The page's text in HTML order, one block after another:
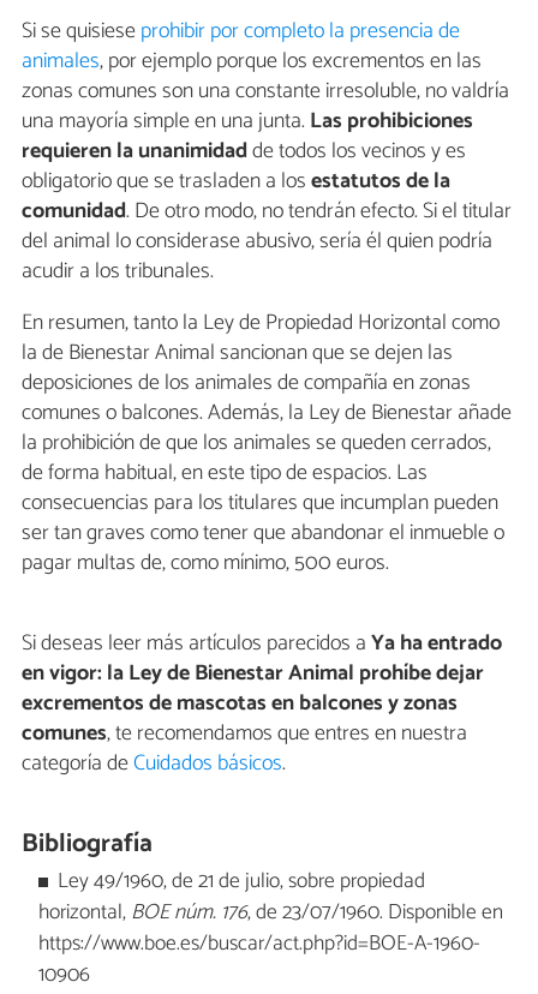
Si se quisieseprohibir por completo la presencia de
animales, por ejemplo porque los excrementos en las
zonas comunes son una constante irresoluble, no valdría
una mayoría simple en una junta. Las prohibiciones
requieren la unanimidadde todos los vecinos y es
obligatorio que se trasladen a losestatutos de la
comunidad. De otro modo, no tendrán efecto. Si el titular
del animal lo considerase abusivo, sería él quien podría
acudir a los tribunales.
En resumen, tanto la Ley de Propiedad Horizontal como
la de Bienestar Animal sancionan que se dejen las
deposiciones de los animales de compañía en zonas
comunes o balcones. Además, la Ley de Bienestar añade
la prohibición de que los animales se queden cerrados,
de forma habitual, en este tipo de espacios. Las
consecuencias para los titulares que incumplan pueden
ser tan graves como tener que abandonar el inmueble o
pagar multas de, como mínimo, 500 euros.
Si deseas leer más artículos parecidos aYa ha entrado
en vigor: la Ley de Bienestar Animal prohíbe dejar
excrementos de mascotas en balcones y zonas
comunes, te recomendamos que entres en nuestra
categoría deCuidados básicos.
Bibliografía
Ley 49/1960, de 21 de julio, sobre propiedad
horizontal,BOE núm. 176, de 23/07/1960. Disponible en
https://www.boe.es/buscar/act.php?id=BOE-A-1960-
10906